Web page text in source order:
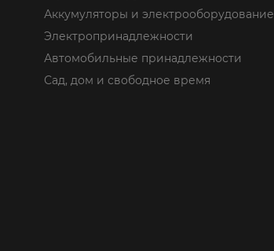
Аккумуляторы и электрооборудование
Электропринадлежности
Автомобильные принадлежности
Сад, дом и свободное время